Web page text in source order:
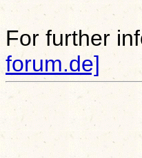
For further
forum.de]